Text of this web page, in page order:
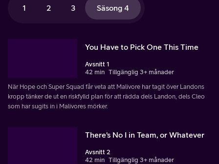
1 2 3 Säsong 4
You Have to Pick One This Time
Avsnitt 1
42 min Tillgänglig 3+ månader
När Hope och Super Squad får veta att Malivore har tagit över Landons
kropp tänker de ut en riskfylld plan för att rädda dels Landon, dels Cleo
som har sugits in i Malivores mörker.
There's No I in Team, or Whatever
Avsnitt 2
42 min Tillgänglig 3+ månader